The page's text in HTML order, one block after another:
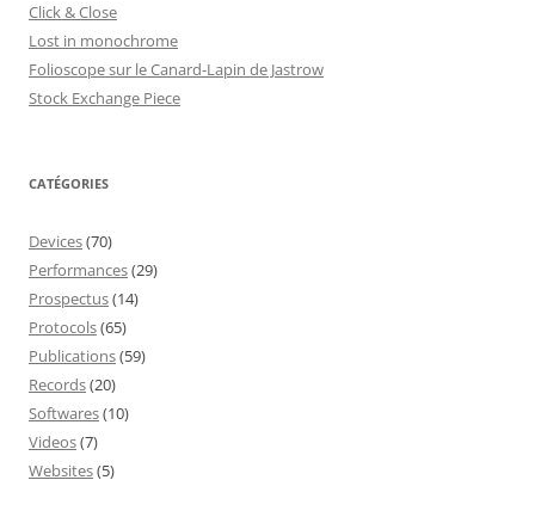
Click & Close
Lost in monochrome
Folioscope sur le Canard-Lapin de Jastrow
Stock Exchange Piece
CATÉGORIES
Devices(70)
Performances(29)
Prospectus(14)
Protocols(65)
Publications(59)
Records(20)
Softwares(10)
Videos(7)
Websites(5)